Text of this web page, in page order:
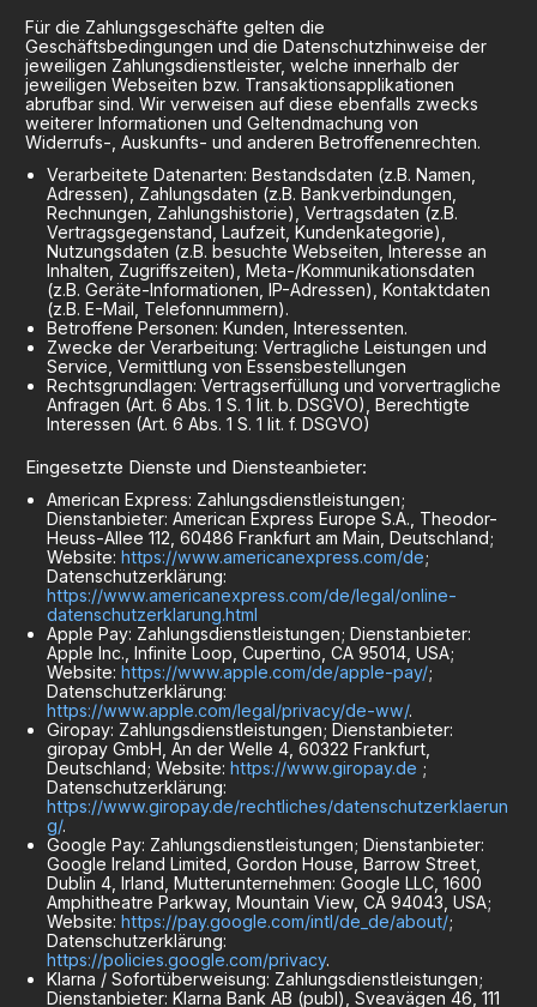
Für die Zahlungsgeschäfte gelten die
Geschäftsbedingungen und die Datenschutzhinweise der
jeweiligen Zahlungsdienstleister, welche innerhalb der
jeweiligen Webseiten bzw. Transaktionsapplikationen
abrufbar sind. Wir verweisen auf diese ebenfalls zwecks
weiterer Informationen und Geltendmachung von
Widerrufs-, Auskunfts- und anderen Betroffenenrechten.
Verarbeitete Datenarten: Bestandsdaten (z.B. Namen,
Adressen), Zahlungsdaten (z.B. Bankverbindungen,
Rechnungen, Zahlungshistorie), Vertragsdaten (z.B.
Vertragsgegenstand, Laufzeit, Kundenkategorie),
Nutzungsdaten (z.B. besuchte Webseiten, Interesse an
Inhalten, Zugriffszeiten), Meta-/Kommunikationsdaten
(z.B. Geräte-Informationen, IP-Adressen), Kontaktdaten
(z.B. E-Mail, Telefonnummern).
Betroffene Personen: Kunden, Interessenten.
Zwecke der Verarbeitung: Vertragliche Leistungen und
Service, Vermittlung von Essensbestellungen
Rechtsgrundlagen: Vertragserfüllung und vorvertragliche
Anfragen (Art. 6 Abs. 1 S. 1 lit. b. DSGVO), Berechtigte
Interessen (Art. 6 Abs. 1 S. 1 lit. f. DSGVO)
Eingesetzte Dienste und Diensteanbieter:
American Express: Zahlungsdienstleistungen;
Dienstanbieter: American Express Europe S.A., Theodor-
Heuss-Allee 112, 60486 Frankfurt am Main, Deutschland;
Website:https://www.americanexpress.com/de;
Datenschutzerklärung:
https://www.americanexpress.com/de/legal/online-
datenschutzerklarung.html
Apple Pay: Zahlungsdienstleistungen; Dienstanbieter:
Apple Inc., Infinite Loop, Cupertino, CA 95014, USA;
Website:https://www.apple.com/de/apple-pay/;
Datenschutzerklärung:
https://www.apple.com/legal/privacy/de-ww/.
Giropay: Zahlungsdienstleistungen; Dienstanbieter:
giropay GmbH, An der Welle 4, 60322 Frankfurt,
Deutschland; Website:https://www.giropay.de ;
Datenschutzerklärung:
https://www.giropay.de/rechtliches/datenschutzerklaerun
g/.
Google Pay: Zahlungsdienstleistungen; Dienstanbieter:
Google Ireland Limited, Gordon House, Barrow Street,
Dublin 4, Irland, Mutterunternehmen: Google LLC, 1600
Amphitheatre Parkway, Mountain View, CA 94043, USA;
Website:https://pay.google.com/intl/de_de/about/;
Datenschutzerklärung:
https://policies.google.com/privacy.
Klarna / Sofortüberweisung: Zahlungsdienstleistungen;
Dienstanbieter: Klarna Bank AB (publ), Sveavägen 46, 111